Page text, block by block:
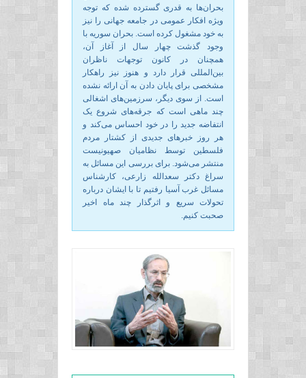
بحران‌ها به قدری گسترده شده که توجه
ویژه افکار عمومی در جامعه جهانی را نیز
به خود مشغول کرده است. بحران سوریه با
وجود گذشت چهار سال از آغاز آن،
همچنان در کانون توجهات ناظران
بین‌المللی قرار دارد و هنوز نیز راهکار
مشخصی برای پایان دادن به آن ارائه نشده
است. از سوی دیگر، سرزمین‌های اشغالی
چند ماهی است که جرقه‌های شروع یک
انتفاضه جدید را در خود احساس می‌کند و
هر روز خبرهای جدیدی از کشتار مردم
فلسطین توسط نظامیان صهیونیست
منتشر می‌شود. برای بررسی این مسائل به
سراغ دکتر سعدالله زارعی، کارشناس
مسائل غرب آسیا رفتیم تا با ایشان درباره
تحولات سریع و اثرگذار چند ماه اخیر
صحبت کنیم.